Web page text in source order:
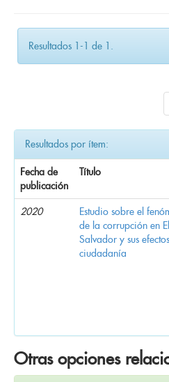
Resultados 1-1 de 1.
Resultados por ítem:
Fecha de
publicación
Título
2020
Estudio sobre el
de la corrupción en El
Salvador y sus
ciudadanía
Otras opciones